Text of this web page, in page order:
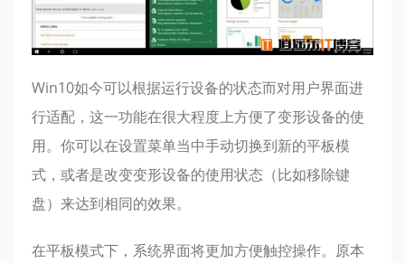
Win10如今可以根据运行设备的状态而对用户界面进
行适配，这一功能在很大程度上方便了变形设备的使
用。你可以在设置菜单当中手动切换到新的平板模
式，或者是改变变形设备的使用状态（比如移除键
盘）来达到相同的效果。
在平板模式下，系统界面将更加方便触控操作。原本